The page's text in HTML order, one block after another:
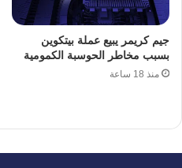
جيم كريمر يبيع عملة بيتكوين
بسبب مخاطر الحوسبة الكمومية
منذ 18 ساعة